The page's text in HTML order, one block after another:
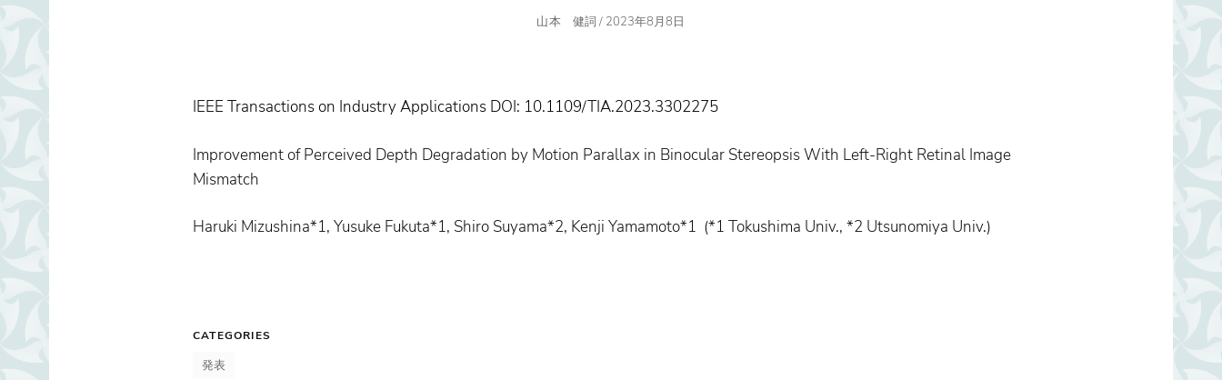
Author
山本 健詞 / Posted
2023年8月8日
IEEE Transactions on Industry Applications DOI: 10.1109/TIA.2023.3302275
Improvement of Perceived Depth Degradation by Motion Parallax in Binocular Stereopsis With Left-Right Retinal Image
Mismatch
Haruki Mizushina*1, Yusuke Fukuta*1, Shiro Suyama*2, Kenji Yamamoto*1 (*1 Tokushima Univ., *2 Utsunomiya Univ.)
CATEGORIES
発表